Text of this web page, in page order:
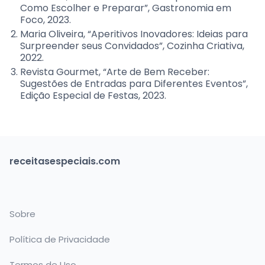
Como Escolher e Preparar”, Gastronomia em
Foco, 2023.
Maria Oliveira, “Aperitivos Inovadores: Ideias para
Surpreender seus Convidados”, Cozinha Criativa,
2022.
Revista Gourmet, “Arte de Bem Receber:
Sugestões de Entradas para Diferentes Eventos”,
Edição Especial de Festas, 2023.
receitasespeciais.com
Sobre
Política de Privacidade